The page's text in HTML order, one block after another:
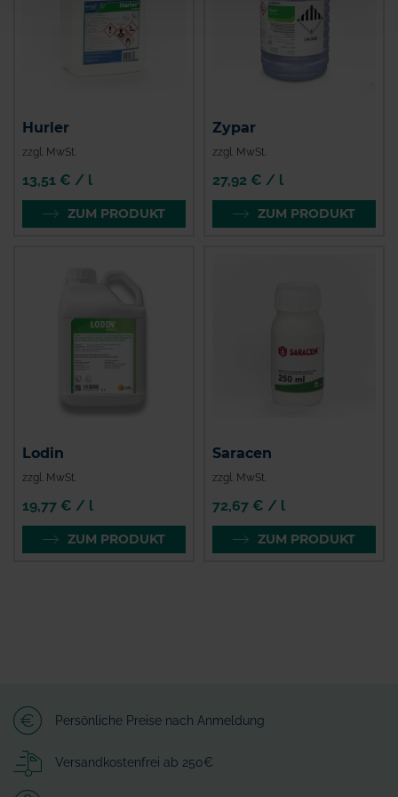
Hurler
zzgl. MwSt.
13,51 € / l
ZUM PRODUKT
Zypar
zzgl. MwSt.
27,92 € / l
ZUM PRODUKT
Lodin
zzgl. MwSt.
19,77 € / l
ZUM PRODUKT
Saracen
zzgl. MwSt.
72,67 € / l
ZUM PRODUKT
Persönliche Preise nach Anmeldung
Versandkostenfrei ab 250€